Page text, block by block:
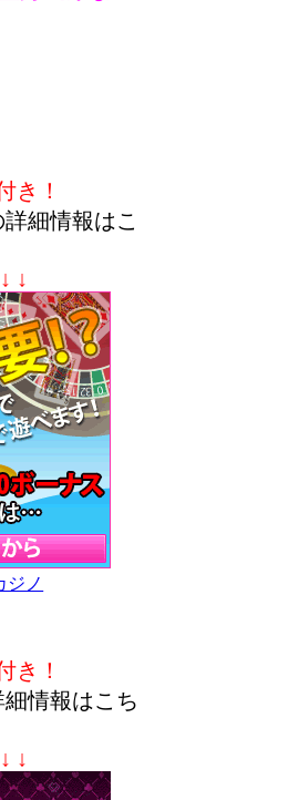
き！
細情報はこ
↓
ジノ
き！
情報はこち
↓